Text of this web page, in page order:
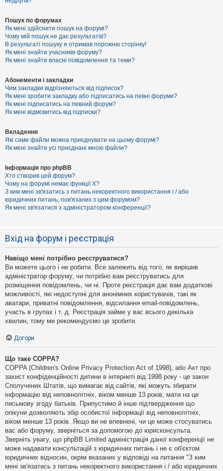
Пошук по форумах
Як мені здійснити пошук на форумі?
Чому мій пошук не дає результатів?
В результаті пошуку я отримав порожню сторінку!
Як мені знайти учасників форуму?
Як мені знайти власні повідомлення та теми?
Абонементи і закладки
Чим закладки відрізняються від підписок?
Як мені зробити закладку або підписатись на певні форуми?
Як мені підписатись на певний форум?
Як мені відмовитись від підписки?
Вкладення
Які саме файли можна приєднувати на цьому форумі?
Як мені знайти усі приєднані мною файли?
Інформація про phpBB
Хто створив цей форум?
Чому на форумі немає функції X?
З ким мені зв'язатись з питань некоректного використання і / або
юридичних питань, пов'язаних з цим форумом?
Як мені зв'язатися з адміністратором конференції?
Вхід на форум і реєстрація
Навіщо мені потрібно реєструватися?
Ви можете цього і не робити. Все залежить від того, як вирішив
адміністратор форуму, чи потрібно вам реєструватись для
розміщення повідомлень, чи ні. Проте реєстрація дає вам додаткові
можливості, які недоступні для анонімних користувачів, такі як
аватари, приватні повідомлення, відсилання email-повідомлень,
участь в групах і т. д. Реєстрація займе у вас всього декілька
хвилин, тому ми рекомендуємо це зробити.
Догори
Що таке COPPA?
COPPA (Children's Online Privacy Protection Act of 1998), або Акт про
захист конфіденційності дитини в інтернеті від 1998 року - це закон
Сполучених Штатів, що вимагає від сайтів, які можуть збирати
інформацію від неповнолітніх, віком менше 13 років, мати на це
письмову згоду батьків. Припустимо й інше підтвердження що
опікуни дозволяють збір особистої інформації від неповнолітніх,
віком менше 13 років. Якщо ви не впевнені, чи це може стосуватись
вас або форуму, зверніться за допомогою до юрисконсульта.
Зверніть увагу, що phpBB Limited адміністрація даної конференції не
може надавати консультацій з юридичних питань і не є об'єктом
юридичних відносин, окрім вказаних у відповіді на питання "З ким
мені зв'язатись з питань некоректного використання і / або юридичних